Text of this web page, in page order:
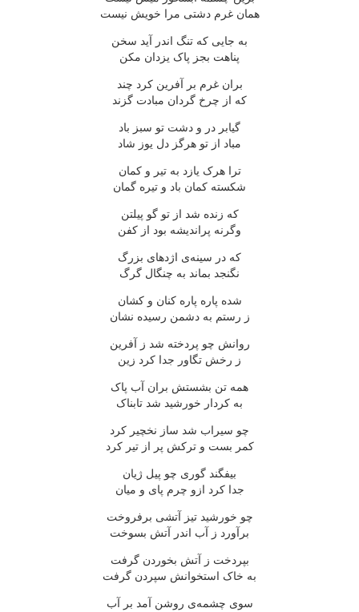
همان غرم دشتی مرا خویش نیست
به جایی که تنگ اندر آید سخن
پناهت بجز پاک یزدان مکن
بران غرم بر آفرین کرد چند
که از چرخ گردان مبادت گزند
گیابر در و دشت تو سبز باد
مباد از تو هرگز دل یوز شاد
ترا هرک یازد به تیر و کمان
شکسته کمان باد و تیره گمان
که زنده شد از تو گو پیلتن
وگرنه پراندیشه بود از کفن
که در سینه‌ی اژدهای بزرگ
نگنجد بماند به چنگال گرگ
شده پاره پاره کنان و کشان
ز رستم به دشمن رسیده نشان
روانش چو پردخته شد ز آفرین
ز رخش تگاور جدا کرد زین
همه تن بشستش بران آب پاک
به کردار خورشید شد تابناک
چو سیراب شد ساز نخچیر کرد
کمر بست و ترکش پر از تیر کرد
بیفگند گوری چو پیل ژیان
جدا کرد ازو چرم پای و میان
چو خورشید تیز آتشی برفروخت
برآورد ز آب اندر آتش بسوخت
بپردخت ز آتش بخوردن گرفت
به خاک استخوانش سپردن گرفت
سوی چشمه‌ی روشن آمد بر آب